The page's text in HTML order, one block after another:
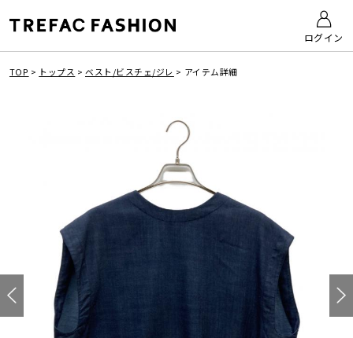
ログイン
TOP > トップス > ベスト/ビスチェ/ジレ > アイテム詳細